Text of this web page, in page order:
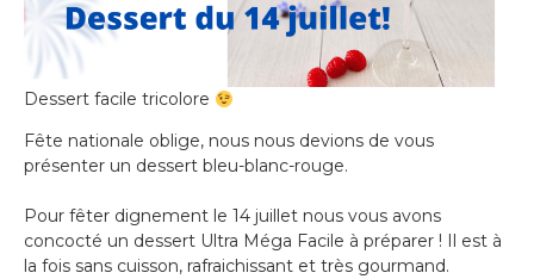
Dessert facile tricolore
Fête nationale oblige, nous nous devions de vous
présenter un dessert bleu-blanc-rouge.
Pour fêter dignement le 14 juillet nous vous avons
concocté un dessert Ultra Méga Facile à préparer ! Il est à
la fois sans cuisson, rafraichissant et très gourmand.